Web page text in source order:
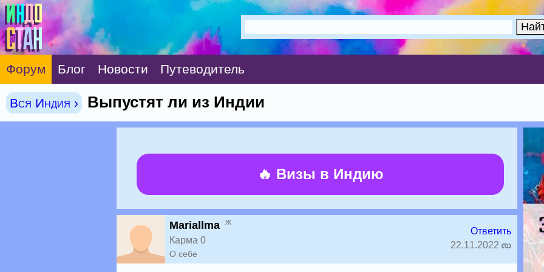
Форум Блог Новости Путеводитель
Вся Индия › Выпустят ли из Индии
🔥 Визы в Индию
Mariallma ж
Карма 0
О себе
Ответить
22.11.2022